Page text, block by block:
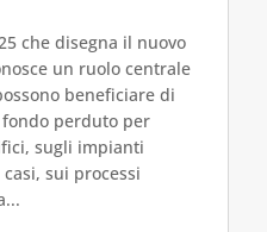
che disegna il nuovo
un ruolo centrale
beneficiare di
perduto per
sugli impianti
sui processi